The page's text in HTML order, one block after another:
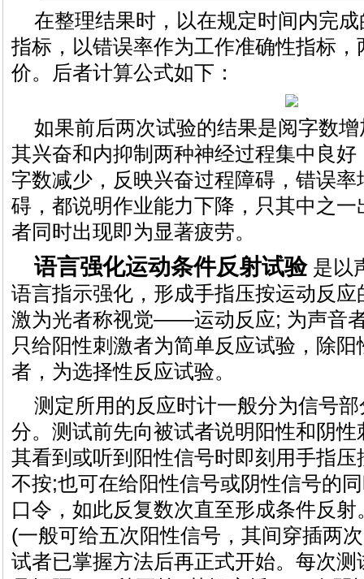
在整理结果时，以在规定时间内完
指标，以错误率作为工作准确性指标
价。后者计算公式如下：
如果前后两次试验的结果是阅字数
其兴奋和内抑制两种神经过程集中良
字数减少，反映兴奋过程障碍，错误
碍，都说明作业能力下降，只其中之
者同时出现即为显著疲劳。
语言强化运动条件反射试验是以
语言指示强化，形成手指压按运动反
激为光者称视觉——运动反应; 为声音
只给阳性刺激者为简单反应试验，除
者，为选择性反应试验。
测定所用的反应时计一般分为信号
分。测试前先向被试者说明阳性和阴
其看到或听到阳性信号时即刻用手指
不按;也可在给阳性信号或阴性信号的同
口令，如此反复数次直至形成条件反
(一般可给五次阳性信号，其间穿插两
试者已掌握方法后再正式开始。每次